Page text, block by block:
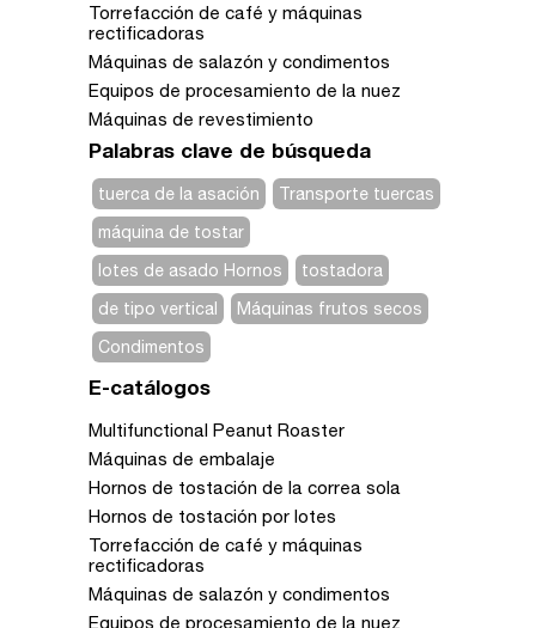
Torrefacción de café y máquinas
rectificadoras
Máquinas de salazón y condimentos
Equipos de procesamiento de la nuez
Máquinas de revestimiento
Palabras clave de búsqueda
tuerca de la asación
Transporte tuercas
máquina de tostar
lotes de asado Hornos
tostadora
de tipo vertical
Máquinas frutos secos
Condimentos
E-catálogos
Multifunctional Peanut Roaster
Máquinas de embalaje
Hornos de tostación de la correa sola
Hornos de tostación por lotes
Torrefacción de café y máquinas
rectificadoras
Máquinas de salazón y condimentos
Equipos de procesamiento de la nuez